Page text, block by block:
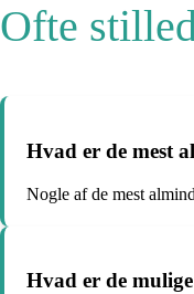
Ofte
Hvad er de mest
Nogle af de mest
Hvad er de